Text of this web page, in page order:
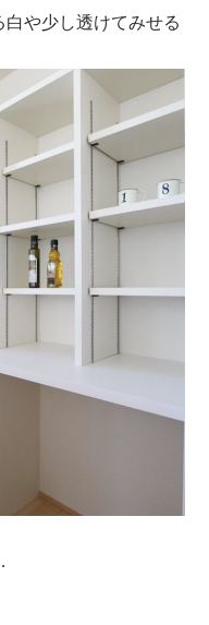
や少し透けてみせる